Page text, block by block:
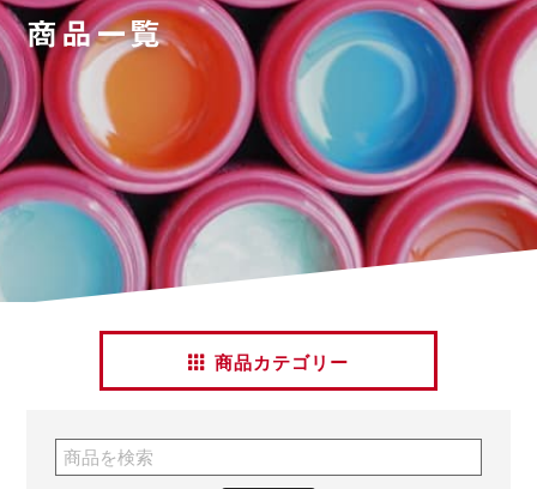
商品一覧
商品カテゴリー